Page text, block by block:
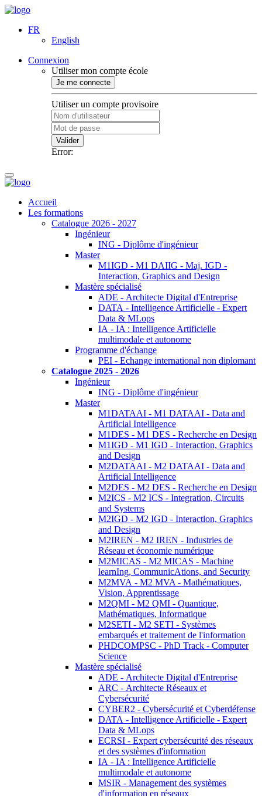
FR
English
Connexion
Utiliser mon compte école
Je me connecte
Utiliser un compte provisoire
Valider
Error:
Accueil
Les formations
Catalogue 2026 - 2027
Ingénieur
ING - Diplôme d'ingénieur
Master
M1IGD - M1 DAIIG - Maj. IGD -
Interaction, Graphics and Design
Mastère spécialisé
ADE - Architecte Digital d'Entreprise
DATA - Intelligence Artificielle - Expert
Data & MLops
IA - IA : Intelligence Artificielle
multimodale et autonome
Programme d'échange
PEI - Echange international non diplomant
Catalogue 2025 - 2026
Ingénieur
ING - Diplôme d'ingénieur
Master
M1DATAAI - M1 DATAAI - Data and
Artificial Intelligence
M1DES - M1 DES - Recherche en Design
M1IGD - M1 IGD - Interaction, Graphics
and Design
M2DATAAI - M2 DATAAI - Data and
Artificial Intelligence
M2DES - M2 DES - Recherche en Design
M2ICS - M2 ICS - Integration, Circuits
and Systems
M2IGD - M2 IGD - Interaction, Graphics
and Design
M2IREN - M2 IREN - Industries de
Réseau et économie numérique
M2MICAS - M2 MICAS - Machine
learnIng, CommunicAtions, and Security
M2MVA - M2 MVA - Mathématiques,
Vision, Apprentissage
M2QMI - M2 QMI - Quantique,
Mathématiques, Informatique
M2SETI - M2 SETI - Systèmes
embarqués et traitement de l'information
PHDCOMPSC - PhD Track - Computer
Science
Mastère spécialisé
ADE - Architecte Digital d'Entreprise
ARC - Architecte Réseaux et
Cybersécurité
CYBER2 - Cybersécurité et Cyberdéfense
DATA - Intelligence Artificielle - Expert
Data & MLops
ECRSI - Expert cybersécurité des réseaux
et des systèmes d'information
IA - IA : Intelligence Artificielle
multimodale et autonome
MSIR - Management des systèmes
d'information en réseaux